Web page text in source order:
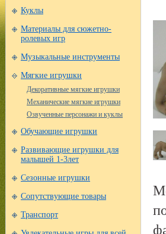
Куклы
Материалы для сюжетно-
ролевых игр
Музыкальные инструменты
Мягкие игрушки
Декоративные мягкие игрушки
Механические мягкие игрушки
Озвученные персонажи и куклы
Обучающие игрушки
Развивающие игрушки для
малышей 1-3лет
Сезонные игрушки
Сопутствующие товары
Транспорт